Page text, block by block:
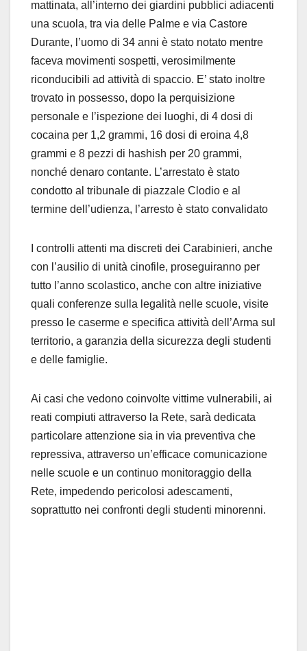
mattinata, all’interno dei giardini pubblici adiacenti
una scuola, tra via delle Palme e via Castore
Durante, l’uomo di 34 anni è stato notato mentre
faceva movimenti sospetti, verosimilmente
riconducibili ad attività di spaccio. E’ stato inoltre
trovato in possesso, dopo la perquisizione
personale e l’ispezione dei luoghi, di 4 dosi di
cocaina per 1,2 grammi, 16 dosi di eroina 4,8
grammi e 8 pezzi di hashish per 20 grammi,
nonché denaro contante. L’arrestato è stato
condotto al tribunale di piazzale Clodio e al
termine dell’udienza, l’arresto è stato convalidato
I controlli attenti ma discreti dei Carabinieri, anche
con l’ausilio di unità cinofile, proseguiranno per
tutto l’anno scolastico, anche con altre iniziative
quali conferenze sulla legalità nelle scuole, visite
presso le caserme e specifica attività dell’Arma sul
territorio, a garanzia della sicurezza degli studenti
e delle famiglie.
Ai casi che vedono coinvolte vittime vulnerabili, ai
reati compiuti attraverso la Rete, sarà dedicata
particolare attenzione sia in via preventiva che
repressiva, attraverso un’efficace comunicazione
nelle scuole e un continuo monitoraggio della
Rete, impedendo pericolosi adescamenti,
soprattutto nei confronti degli studenti minorenni.